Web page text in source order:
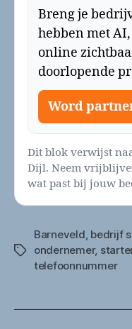
Breng je
hebben met
online
doorlopende
Word
Dit blok verwijst
Dijl. Neem
wat past bij jouw
Tags
Barneveld, bedrijf
ondernemer,
telefoonnummer